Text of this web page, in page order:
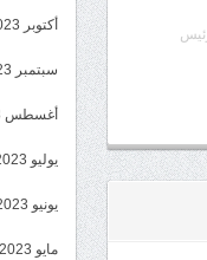
أكتوبر 2023
سبتمبر 2023
أغسطس 2023
يوليو 2023
يونيو 2023
مايو 2023